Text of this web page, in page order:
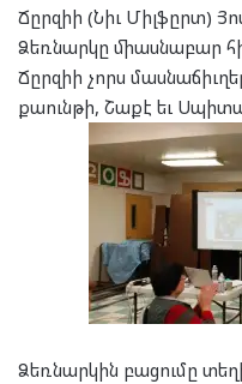
Ճըրզիի (Նիւ Միլֆըրտ)
Ձեռնարկը միասնաբար
Ճըրզիի չորս
քաունթի, Շաքէ եւ
Ձեռնարկին բացումը